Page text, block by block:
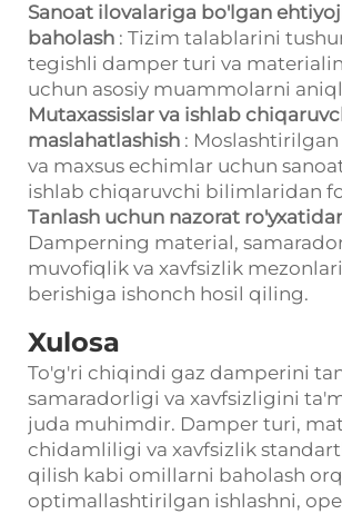
Sanoat ilovalariga bo'lgan
baholash : Tizim talablarini
tegishli damper turi va
uchun asosiy muammolarni
Mutaxassislar va ishlab
maslahatlashish :
va maxsus echimlar uchun
ishlab chiqaruvchi bilimlaridan
Tanlash uchun nazorat
Damperning material,
muvofiqlik va xavfsizlik
berishiga ishonch hosil qiling.
Xulosa
To'g'ri chiqindi gaz damperini
samaradorligi va xavfsizligini
juda muhimdir. Damper turi,
chidamliligi va xavfsizlik
qilish kabi omillarni baholash
optimallashtirilgan ishlashni,